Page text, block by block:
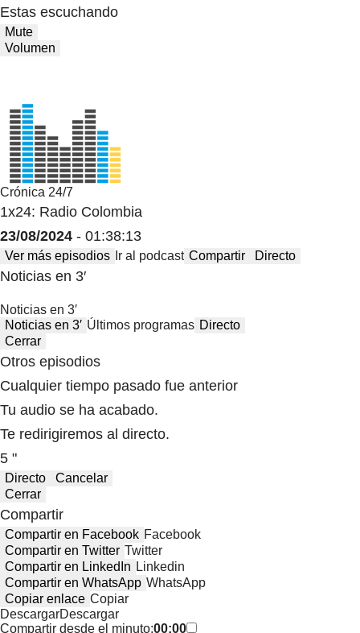
Estas escuchando
Mute
Volumen
Crónica 24/7
1x24: Radio Colombia
23/08/2024 - 01:38:13
Ver más episodios Ir al podcast Compartir Directo
Noticias en 3′
Noticias en 3′
Noticias en 3′ Últimos programas Directo
Cerrar
Otros episodios
Cualquier tiempo pasado fue anterior
Tu audio se ha acabado.
Te redirigiremos al directo.
5 "
Directo
Cancelar
Cerrar
Compartir
Compartir en Facebook Facebook
Compartir en Twitter Twitter
Compartir en LinkedIn Linkedin
Compartir en WhatsApp WhatsApp
Copiar enlace Copiar
DescargarDescargar
Compartir desde el minuto:00:00